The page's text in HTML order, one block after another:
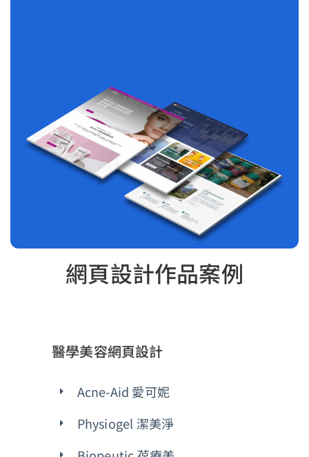
網頁設計作品案例
醫學美容網頁設計
Acne-Aid 愛可妮
Physiogel 潔美淨